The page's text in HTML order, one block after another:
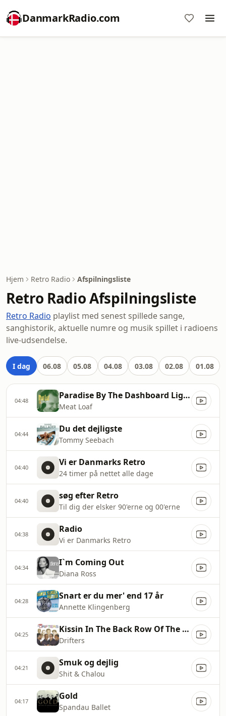
DanmarkRadio.com
Hjem Retro Radio Afspilningsliste
Retro Radio Afspilningsliste
Retro Radio playlist med senest spillede sange,
sanghistorik, aktuelle numre og musik spillet i radioens
live-udsendelse.
I dag 06.08 05.08 04.08 03.08 02.08 01.08
04:48 Paradise By The Dashboard Light
Meat Loaf
04:44 Du det dejligste
Tommy Seebach
04:40 Vi er Danmarks Retro
24 timer på nettet alle dage
04:40 søg efter Retro
Til dig der elsker 90'erne og 00'erne
04:38 Radio
Vi er Danmarks Retro
04:34 I`m Coming Out
Diana Ross
04:28 Snart er du mer' end 17 år
Annette Klingenberg
04:25 Kissin In The Back Row Of The Movies
Drifters
04:21 Smuk og dejlig
Shit & Chalou
04:17 Gold
Spandau Ballet